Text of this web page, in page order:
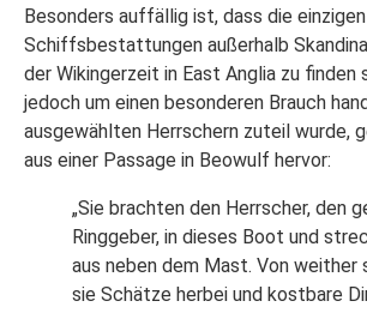
Besonders auffällig ist, dass die
Schiffsbestattungen außerhalb
der Wikingerzeit in East Anglia zu finden
jedoch um einen besonderen Brauch
ausgewählten Herrschern zuteil wurde,
aus einer Passage in Beowulf hervor:
„Sie brachten den Herrscher, den
Ringgeber, in dieses Boot und
aus neben dem Mast. Von
sie Schätze herbei und kostbare